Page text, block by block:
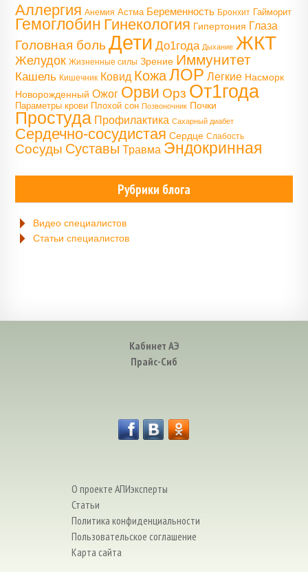
Аллергия Анемия Астма Беременность Бронхит Гайморит
Гемоглобин Гинекология Гипертония Глаза
Головная боль Дети До1года Дыхание ЖКТ
Желудок Жизненные силы Зрение Иммунитет
Кашель Кишечник Ковид Кожа ЛОР Легкие Насморк
Новорожденный Ожог Орви Орз От1года
Параметры крови Плохой сон Позвоночник Почки
Простуда Профилактика Сахарный диабет
Сердечно-сосудистая Сердце Слабость
Сосуды Суставы Травма Эндокринная
Рубрики блога
Видео специалистов
Статьи специалистов
Кабинет АЭ
Прайс-Сиб
О проекте АПИэксперты
Статьи
Политика конфиденциальности
Пользовательское соглашение
Карта сайта